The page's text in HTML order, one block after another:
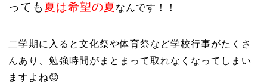
っても 夏は希望の夏 なんです！！
二学期に入ると文化祭や体育祭など学校行事がたくさ
んあり、勉強時間がまとまって取れなくなってしまい
ますよね😟